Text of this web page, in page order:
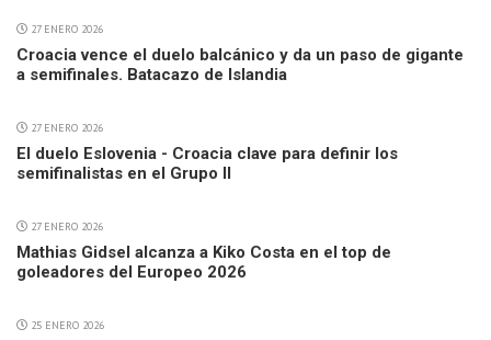
27 ENERO 2026
Croacia vence el duelo balcánico y da un paso de gigante
a semifinales. Batacazo de Islandia
27 ENERO 2026
El duelo Eslovenia - Croacia clave para definir los
semifinalistas en el Grupo II
27 ENERO 2026
Mathias Gidsel alcanza a Kiko Costa en el top de
goleadores del Europeo 2026
25 ENERO 2026